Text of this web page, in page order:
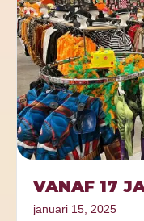
VANAF 17
januari 15, 2025